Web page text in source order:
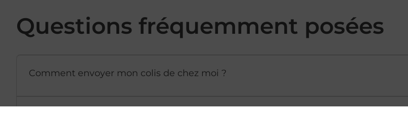
Questions fréquemment posées
Comment envoyer mon colis de chez moi ?